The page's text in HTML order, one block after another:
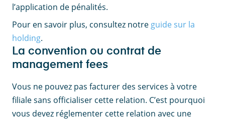
l’application de pénalités.
Pour en savoir plus, consultez notre guide sur la
holding.
La convention ou contrat de
management fees
Vous ne pouvez pas facturer des services à votre
filiale sans officialiser cette relation. C’est pourquoi
vous devez réglementer cette relation avec une